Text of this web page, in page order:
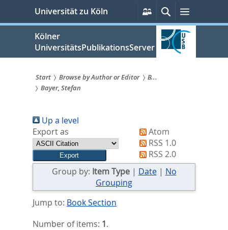
springen
Universität zu Köln
Persönliche
Services
SucheMenü
Kölner
UniversitätsPublikationsServer
Sie
sind
hier:
Start Browse by Author or Editor
B...
Bayer, Stefan
Up a level
Export as
Atom
RSS 1.0
RSS 2.0
Group by: Item Type| Date| No
Grouping
Jump to: Book Section
Number of items: 1.